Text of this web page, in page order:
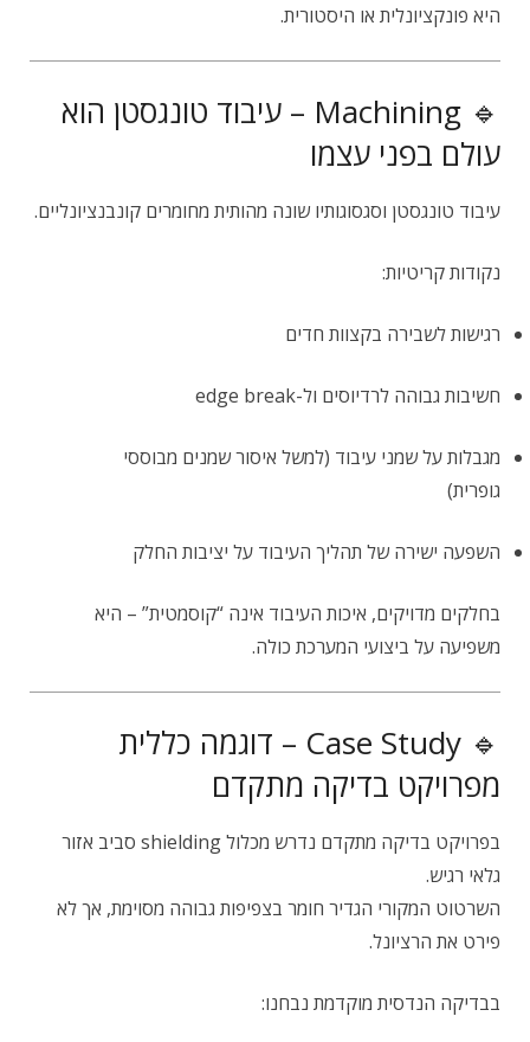
היא פונקציונלית או היסטורית.
🔹 Machining – עיבוד טונגסטן הוא
עולם בפני עצמו
עיבוד טונגסטן וסגסוגותיו שונה מהותית מחומרים קונבנציונליים.
נקודות קריטיות:
רגישות לשבירה בקצוות חדים
חשיבות גבוהה לרדיוסים ול-edge break
מגבלות על שמני עיבוד (למשל איסור שמנים מבוססי
גופרית)
השפעה ישירה של תהליך העיבוד על יציבות החלק
בחלקים מדויקים, איכות העיבוד אינה “קוסמטית” – היא
משפיעה על ביצועי המערכת כולה.
🔹 Case Study – דוגמה כללית
מפרויקט בדיקה מתקדם
בפרויקט בדיקה מתקדם נדרש מכלול shielding סביב אזור
גלאי רגיש.
השרטוט המקורי הגדיר חומר בצפיפות גבוהה מסוימת, אך לא
פירט את הרציונל.
בבדיקה הנדסית מוקדמת נבחנו: